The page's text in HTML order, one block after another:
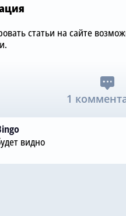
статьи на сайте
1
видно